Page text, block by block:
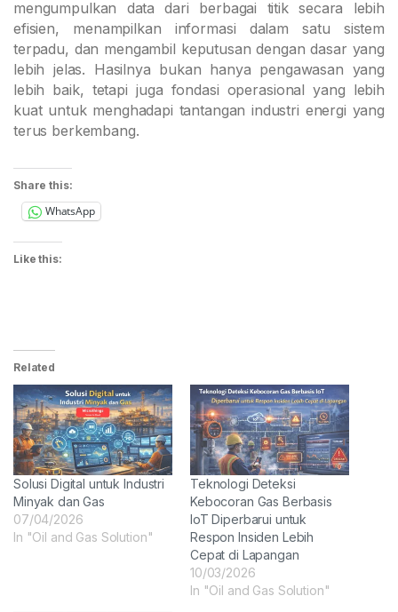
mengumpulkan data dari berbagai titik secara lebih
efisien, menampilkan informasi dalam satu sistem
terpadu, dan mengambil keputusan dengan dasar yang
lebih jelas. Hasilnya bukan hanya pengawasan yang
lebih baik, tetapi juga fondasi operasional yang lebih
kuat untuk menghadapi tantangan industri energi yang
terus berkembang.
Share this:
WhatsApp
Like this:
Related
Solusi Digital untuk Industri
Minyak dan Gas
07/04/2026
In "Oil and Gas Solution"
Teknologi Deteksi
Kebocoran Gas Berbasis
IoT Diperbarui untuk
Respon Insiden Lebih
Cepat di Lapangan
10/03/2026
In "Oil and Gas Solution"